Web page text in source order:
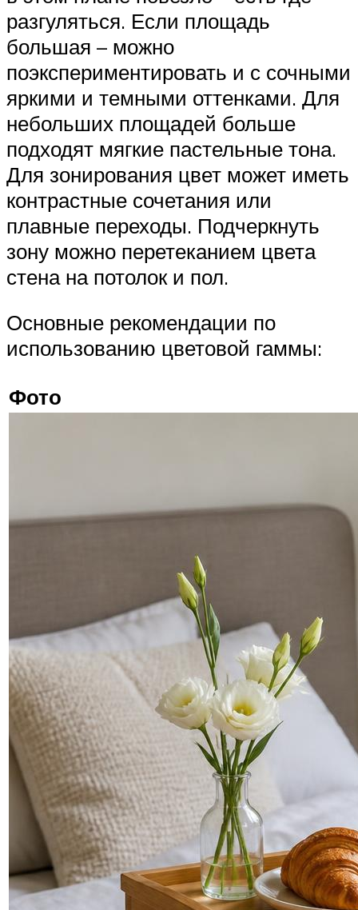
разгуляться. Если площадь
большая – можно
поэкспериментировать и с сочными
яркими и темными оттенками. Для
небольших площадей больше
подходят мягкие пастельные тона.
Для зонирования цвет может иметь
контрастные сочетания или
плавные переходы. Подчеркнуть
зону можно перетеканием цвета
стена на потолок и пол.
Основные рекомендации по
использованию цветовой гаммы:
Фото